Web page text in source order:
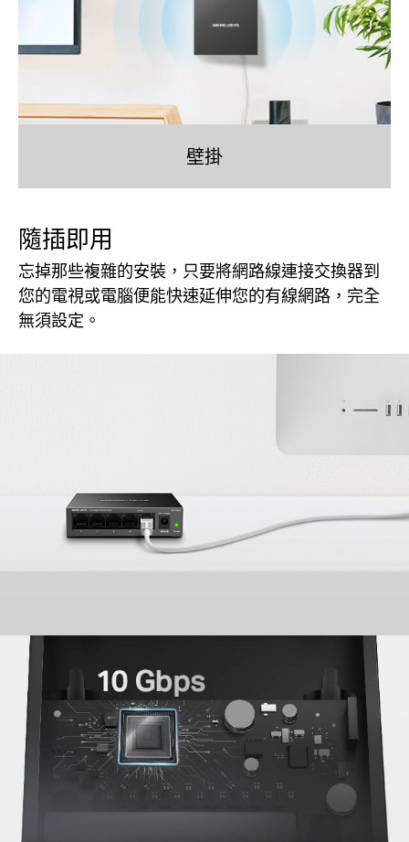
壁掛
隨插即用
忘掉那些複雜的安裝，只要將網路線連接交換器到
您的電視或電腦便能快速延伸您的有線網路，完全
無須設定。